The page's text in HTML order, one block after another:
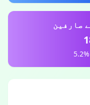
صارفین